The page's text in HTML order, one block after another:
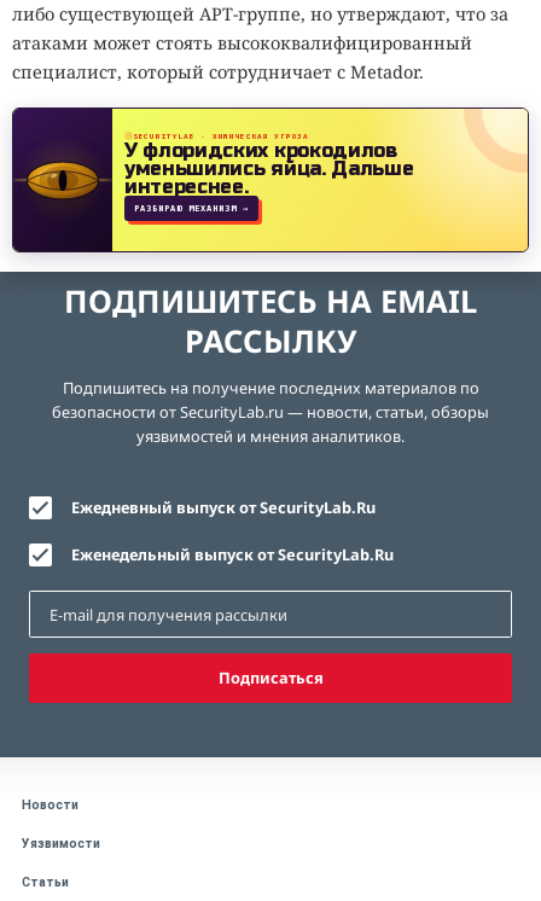
либо существующей APT-группе, но утверждают, что за
атаками может стоять высококвалифицированный
специалист, который сотрудничает с Metador.
SECURITYLAB · ХИМИЧЕСКАЯ УГРОЗА
У флоридских крокодилов
уменьшились яйца.Дальше
интереснее.
РАЗБИРАЮ МЕХАНИЗМ →
ПОДПИШИТЕСЬ НА EMAIL
РАССЫЛКУ
Подпишитесь на получение последних материалов по
безопасности от SecurityLab.ru — новости, статьи, обзоры
уязвимостей и мнения аналитиков.
Ежедневный выпуск от SecurityLab.Ru
Еженедельный выпуск от SecurityLab.Ru
Подписаться
Новости
Уязвимости
Статьи